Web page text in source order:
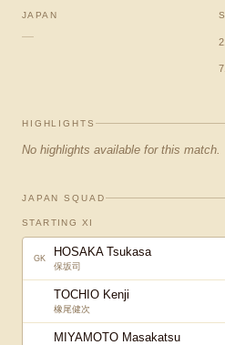
JAPAN
—
HIGHLIGHTS
No highlights available for this match.
JAPAN SQUAD
STARTING XI
GK HOSAKA Tsukasa
保坂司
TOCHIO Kenji
橡尾健次
MIYAMOTO Masakatsu